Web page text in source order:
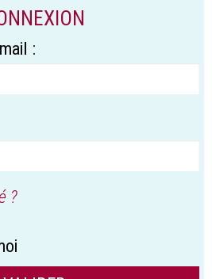
:
?